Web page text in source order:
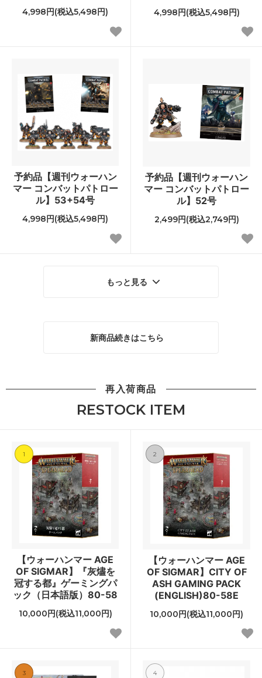
4,998円(税込5,498円) 4,998円(税込5,498円)
予約品【週刊ウォーハン
マー コンバットパトロー
ル】53+54号
4,998円(税込5,498円)
予約品【週刊ウォーハン
マー コンバットパトロー
ル】52号
2,499円(税込2,749円)
もっと見る
新商品続きはこちら
再入荷商品
RESTOCK ITEM
1
【ウォーハンマー AGE
OF SIGMAR】『灰燼を
冠する都』ゲーミングパ
ック（日本語版）80-58
10,000円(税込11,000円)
2
【ウォーハンマー AGE
OF SIGMAR】CITY OF
ASH GAMING PACK
(ENGLISH)80-58E
10,000円(税込11,000円)
3 4